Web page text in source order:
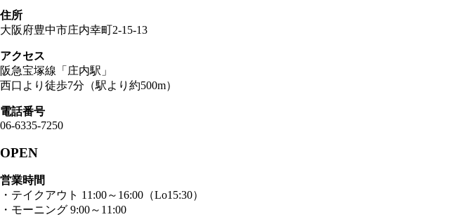
住所
大阪府豊中市庄内幸町2-15-13
アクセス
阪急宝塚線「庄内駅」
西口より徒歩7分（駅より約500m）
電話番号
06-6335-7250
OPEN
営業時間
・テイクアウト 11:00～16:00（Lo15:30）
・モーニング 9:00～11:00